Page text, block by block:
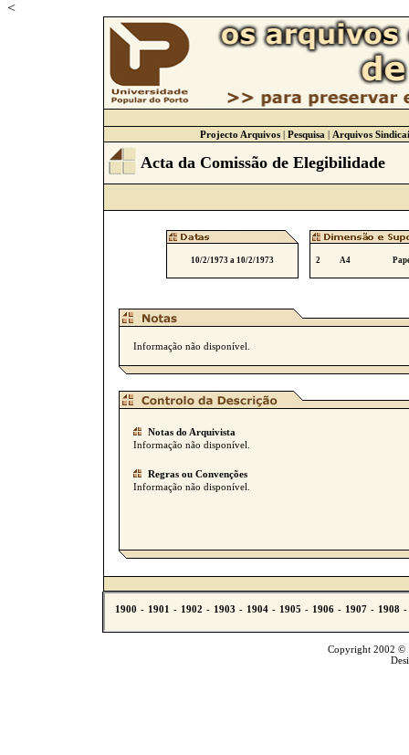
<
Projecto Arquivos| Pesquisa | Arquivos
Acta da Comissão de Elegibilidade
10/2/1973 a 10/2/1973 2 A4
Informação não disponível.
Notas do Arquivista
Informação não disponível.
Regras ou Convenções
Informação não disponível.
Copyright 2002 ©